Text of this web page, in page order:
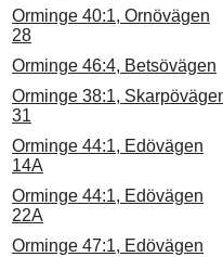
Orminge 40:1, Ornövägen
28
Orminge 46:4, Betsövägen
Orminge 38:1,
31
Orminge 44:1, Edövägen
14A
Orminge 44:1, Edövägen
22A
Orminge 47:1, Edövägen